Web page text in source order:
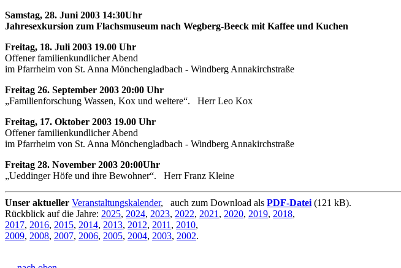
Samstag, 28. Juni 2003 14:30Uhr
Jahresexkursion zum Flachsmuseum nach Wegberg-Beeck mit Kaffee und Kuchen
Freitag, 18. Juli 2003 19.00 Uhr
Offener familienkundlicher Abend
im Pfarrheim von St. Anna Mönchengladbach - Windberg Annakirchstraße
Freitag 26. September 2003 20:00 Uhr
„Familienforschung Wassen, Kox und weitere“. Herr Leo Kox
Freitag, 17. Oktober 2003 19.00 Uhr
Offener familienkundlicher Abend
im Pfarrheim von St. Anna Mönchengladbach - Windberg Annakirchstraße
Freitag 28. November 2003 20:00Uhr
„Ueddinger Höfe und ihre Bewohner“. Herr Franz Kleine
Unser aktueller Veranstaltungskalender, auch zum Download als PDF-Datei (121 kB).
Rückblick auf die Jahre: 2025, 2024, 2023, 2022, 2021 , 2020, 2019, 2018,
2017, 2016, 2015, 2014, 2013, 2012, 2011 , 2010,
2009, 2008, 2007, 2006, 2005, 2004, 2003, 2002.